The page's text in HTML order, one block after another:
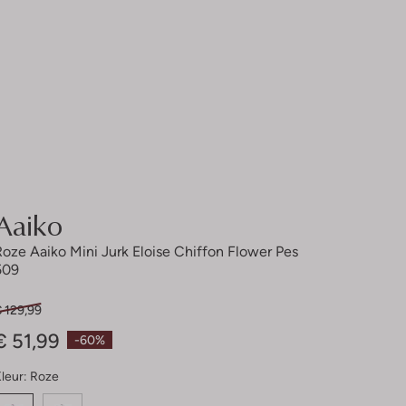
Aaiko Mini Jurk Eloise Chiffon Flower Pes
-60%
129,99
51,99
Roze